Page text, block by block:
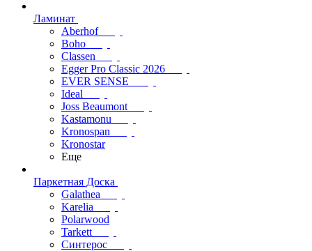
Ламинат
Aberhof
Boho
Classen
Egger Pro Classic 2026
EVER SENSE
Ideal
Joss Beaumont
Kastamonu
Kronospan
Kronostar
Еще
Паркетная Доска
Galathea
Karelia
Polarwood
Tarkett
Синтерос